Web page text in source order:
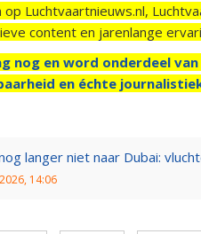
Luchtvaartnieuws.nl,
content en jarenlange
nog en word onderdeel
en échte
langer niet naar Dubai:
14:06